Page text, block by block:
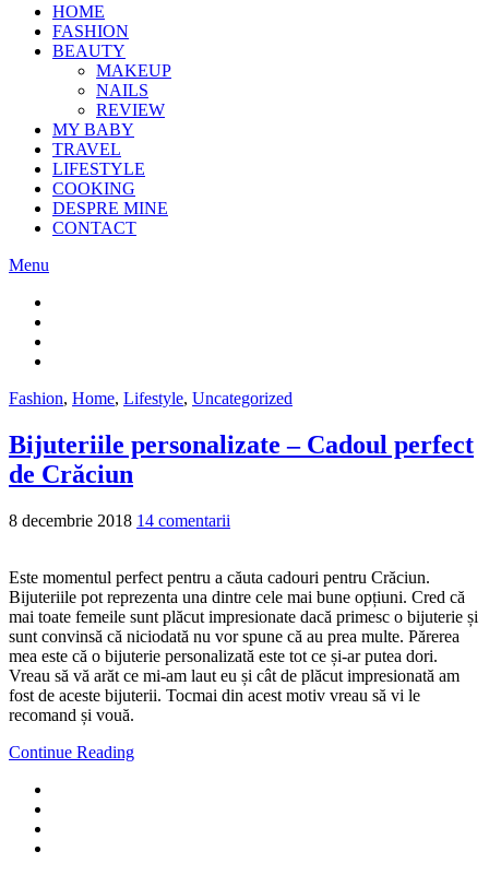
HOME
FASHION
BEAUTY
MAKEUP
NAILS
REVIEW
MY BABY
TRAVEL
LIFESTYLE
COOKING
DESPRE MINE
CONTACT
Menu
Fashion, Home, Lifestyle, Uncategorized
Bijuteriile personalizate – Cadoul perfect
de Crăciun
8 decembrie 2018 14 comentarii
Este momentul perfect pentru a căuta cadouri pentru Crăciun.
Bijuteriile pot reprezenta una dintre cele mai bune opțiuni. Cred că
mai toate femeile sunt plăcut impresionate dacă primesc o bijuterie și
sunt convinsă că niciodată nu vor spune că au prea multe. Părerea
mea este că o bijuterie personalizată este tot ce și-ar putea dori.
Vreau să vă arăt ce mi-am laut eu și cât de plăcut impresionată am
fost de aceste bijuterii. Tocmai din acest motiv vreau să vi le
recomand și vouă.
Continue Reading